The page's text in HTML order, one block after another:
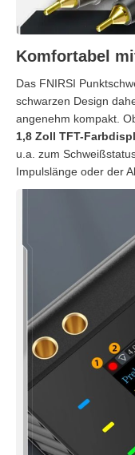
Komfortabel
Das FNIRSI
schwarzen Design
angenehm kompakt.
1,8 Zoll TFT-
u.a. zum
Impulslänge oder der